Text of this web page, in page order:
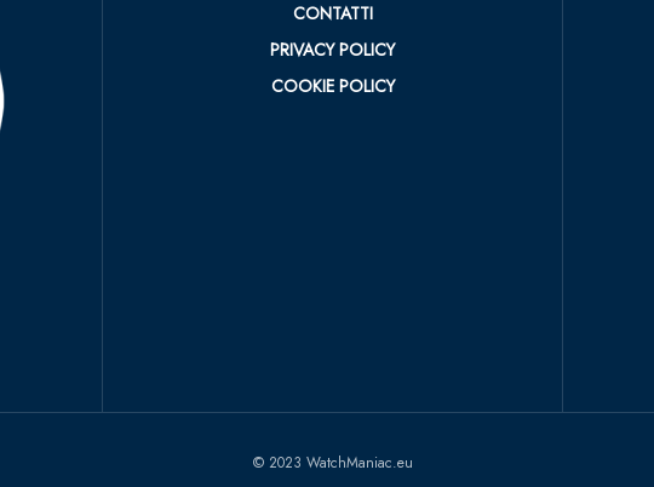
CONTATTI
PRIVACY POLICY
COOKIE POLICY
© 2023 WatchManiac.eu